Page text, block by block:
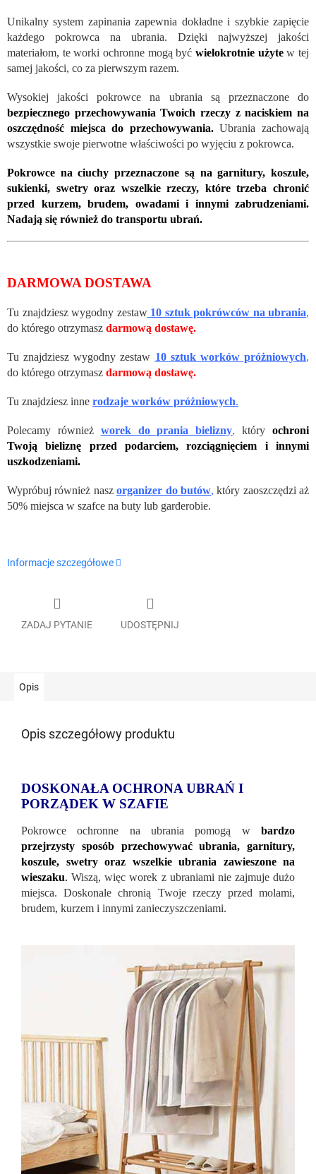
Unikalny system zapinania zapewnia dokładne i szybkie zapięcie
każdego pokrowca na ubrania. Dzięki najwyższej jakości
materiałom, te worki ochronne mogą być wielokrotnie użytew tej
samej jakości, co za pierwszym razem.
Wysokiej jakości pokrowce na ubrania są przeznaczone do
bezpiecznego przechowywania Twoich rzeczy z naciskiem na
oszczędność miejsca do przechowywania.Ubrania zachowają
wszystkie swoje pierwotne właściwości po wyjęciu z pokrowca.
Pokrowce na ciuchy przeznaczone są na garnitury, koszule,
sukienki, swetry oraz wszelkie rzeczy, które trzeba chronić
przed kurzem, brudem, owadami i innymi zabrudzeniami.
Nadają się również do transportu ubrań.
DARMOWA DOSTAWA
Tu znajdziesz wygodny zestaw 10 sztuk pokrówców na ubrania,
do którego otrzymasz darmową dostawę.
Tu znajdziesz wygodny zestaw 10 sztuk worków próżniowych,
do którego otrzymasz darmową dostawę.
Tu znajdziesz inne rodzaje worków próżniowych.
Polecamy również worek do prania bielizny, któryochroni
Twoją bieliznę przed podarciem, rozciągnięciem i innymi
uszkodzeniami.
Wypróbuj również naszorganizer do butów, który zaoszczędzi aż
50% miejsca w szafce na buty lub garderobie.
Informacje szczegółowe
ZADAJ PYTANIE UDOSTĘPNIJ
Opis
Opis szczegółowy produktu
DOSKONAŁA OCHRONA UBRAŃ I
PORZĄDEK W SZAFIE
Pokrowce ochronne na ubrania pomogą w bardzo
przejrzysty sposób przechowywać ubrania, garnitury,
koszule, swetry oraz wszelkie ubrania zawieszone na
wieszaku. Wiszą, więc worek z ubraniami nie zajmuje dużo
miejsca. Doskonale chronią Twoje rzeczy przed molami,
brudem, kurzem i innymi zanieczyszczeniami.